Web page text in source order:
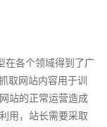
在各个领域得到了广
取网站内容用于训
站的正常运营造成
用，站长需要采取